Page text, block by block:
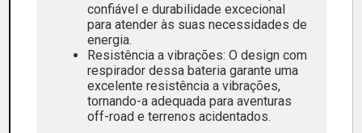
confiável e durabilidade excecional
para atender às suas necessidades de
energia.
Resistência a vibrações: O design com
respirador dessa bateria garante uma
excelente resistência a vibrações,
tornando-a adequada para aventuras
off-road e terrenos acidentados.